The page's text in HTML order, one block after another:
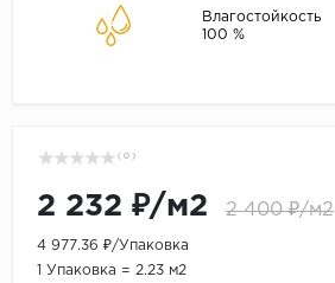
Влагостойкость
100 %
( 0 )
2 232 ₽/м2 2 400 ₽/м2
4 977.36 ₽/Упаковка
1 Упаковка = 2.23 м2